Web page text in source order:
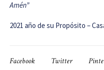
Amén”
2021 año de su Propósito –
Facebook Twitter